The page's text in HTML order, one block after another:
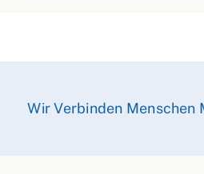
Wir Verbinden